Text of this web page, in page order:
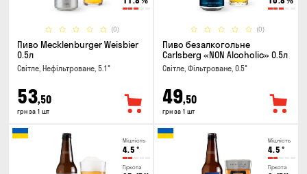
(0)
Пиво Mecklenburger Weisbier
0.5л
Світле, Нефільтроване, 5.1°
53,50
грн за 1 шт
(0)
Пиво безалкогольне
Carlsberg «NON Alcoholic» 0.5л
Світле, Фільтроване, 0.5°
49,50
грн за 1 шт
Міцність
4.5 °
Гіркота
Міцність
4.5 °
Гіркота